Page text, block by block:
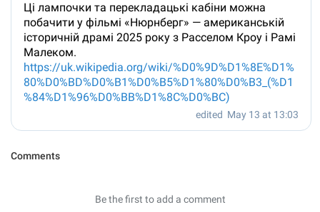
Ці лампочки та перекладацькі кабіни можна
побачити у фільмі «Нюрнберг» — американській
історичній драмі 2025 року з Расселом Кроу і Рамі
Малеком.
https://uk.wikipedia.org/wiki/%D0%9D%D1%8E%D1%
80%D0%BD%D0%B1%D0%B5%D1%80%D0%B3_(%D1
%84%D1%96%D0%BB%D1%8C%D0%BC)
edited May 13 at 13:03
Comments
Be the first to add a comment